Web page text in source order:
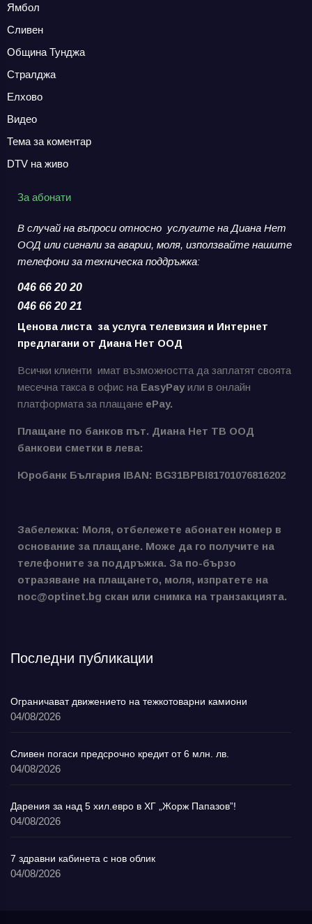
Ямбол
Сливен
Община Тунджа
Стралджа
Елхово
Видео
Тема за коментар
DTV на живо
За абонати
В случай на въпроси относно услугите на Диана Нет
ООД или сигнали за аварии, моля, използвайте нашите
телефони за техническа поддръжка:
046 66 20 20
046 66 20 21
Ценова листа за услуга телевизия и Интернет
предлагани от Диана Нет ООД
Всички клиенти имат възможността да заплатят своята
месечна такса в офис на EasyPayили в онлайн
платформата за плащане ePay.
Плащане по банков път. Диана Нет ТВ ООД
банкови сметки в лева:
Юробанк България IBAN: BG31BPBI81701076816202
Забележка: Моля, отбележете абонатен номер в
основание за плащане. Може да го получите на
телефоните за поддръжка. За по-бързо
отразяване на плащането, моля, изпратете на
noc@optinet.bg скан или снимка на транзакцията.
Последни публикации
Ограничават движението на тежкотоварни камиони
04/08/2026
Сливен погаси предсрочно кредит от 6 млн. лв.
04/08/2026
Дарения за над 5 хил.евро в ХГ „Жорж Папазов”!
04/08/2026
7 здравни кабинета с нов облик
04/08/2026